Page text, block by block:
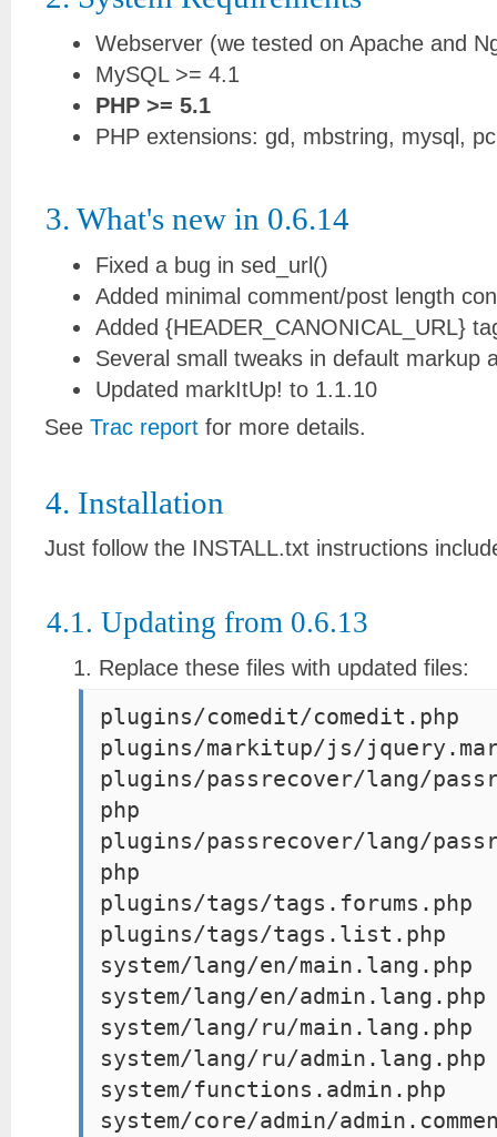
Webserver (we tested on Apache and
MySQL >= 4.1
PHP >= 5.1
PHP extensions: gd, mbstring, mysql,
3. What's new in 0.6.14
Fixed a bug in sed_url()
Added minimal comment/post length
Added {HEADER_CANONICAL_URL}
Several small tweaks in default markup
Updated markItUp! to 1.1.10
See Trac report for more details.
4. Installation
Just follow the INSTALL.txt instructions
4.1. Updating from 0.6.13
Replace these files with updated files:
plugins/comedit/comedit.php
plugins/markitup/js/
plugins/passrecover/lang/
php
plugins/passrecover/lang/
php
plugins/tags/tags.forums.php
plugins/tags/tags.list.php
system/lang/en/main.lang.php
system/lang/en/admin.lang.php
system/lang/ru/main.lang.php
system/lang/ru/admin.lang.php
system/functions.admin.php
system/core/admin/